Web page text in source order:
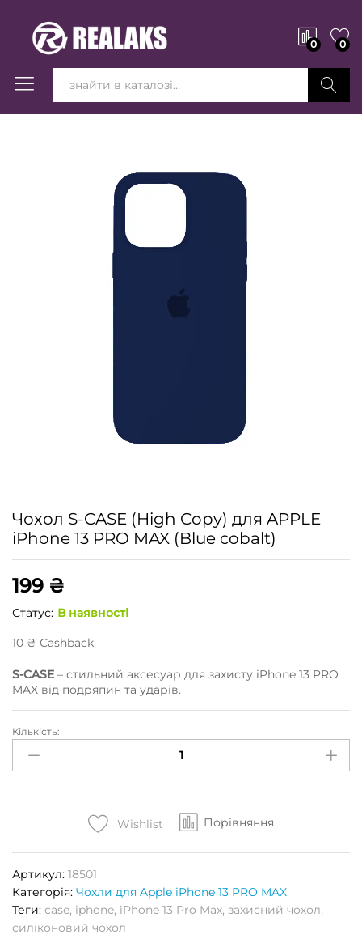
0 0
Вперед!
Чохол S-CASE (High Copy) для APPLE
iPhone 13 PRO MAX (Blue cobalt)
199 ₴
Статус: В наявності
10 ₴ Сashback
S-CASE– стильний аксесуар для захисту iPhone 13 PRO
MAX від подряпин та ударів.
Чохол
CASE
13
PRO
MAX
(Blue
Кількість:
Wishlist Порівняння
Артикул: 18501
Категорія: Чохли для Apple iPhone 13 PRO MAX
Теги: case, iphone, iPhone 13 Pro Max, захисний чохол,
силіконовий чохол